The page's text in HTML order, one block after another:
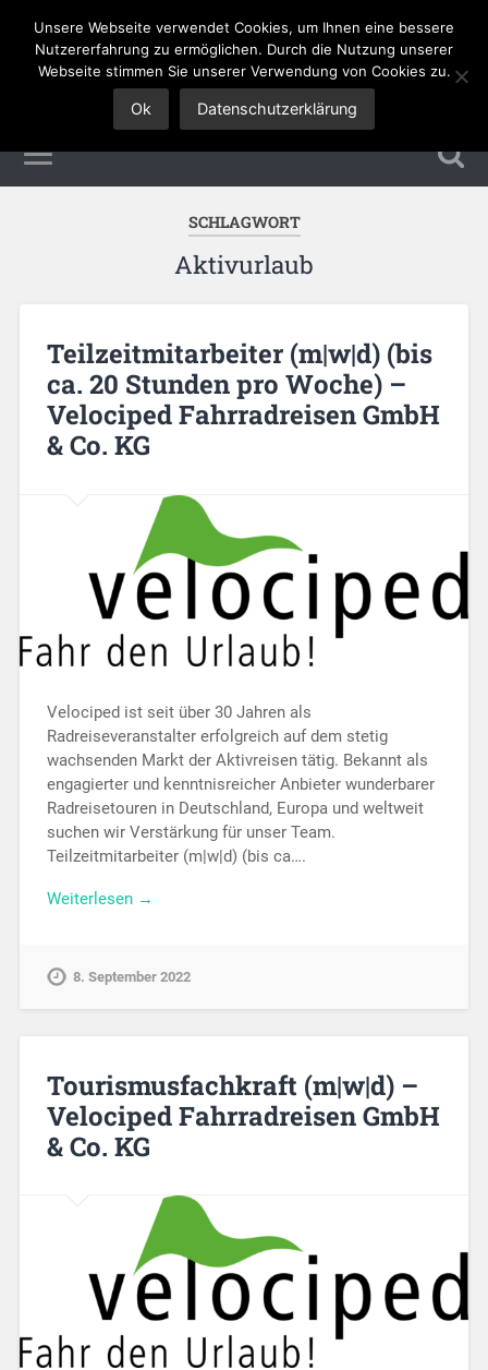
Tourismus Jobs
SCHLAGWORT
Aktivurlaub
Teilzeitmitarbeiter (m|w|d) (bis
ca. 20 Stunden pro Woche) –
Velociped Fahrradreisen GmbH
& Co. KG
Velociped ist seit über 30 Jahren als
Radreiseveranstalter erfolgreich auf dem stetig
wachsenden Markt der Aktivreisen tätig. Bekannt als
engagierter und kenntnisreicher Anbieter wunderbarer
Radreisetouren in Deutschland, Europa und weltweit
suchen wir Verstärkung für unser Team.
Teilzeitmitarbeiter (m|w|d) (bis ca….
Weiterlesen →
8. September 2022
Tourismusfachkraft (m|w|d) –
Velociped Fahrradreisen GmbH
& Co. KG
Unsere Webseite verwendet Cookies, um Ihnen eine bessere
Nutzererfahrung zu ermöglichen. Durch die Nutzung unserer
Webseite stimmen Sie unserer Verwendung von Cookies zu.
Ok Datenschutzerklärung